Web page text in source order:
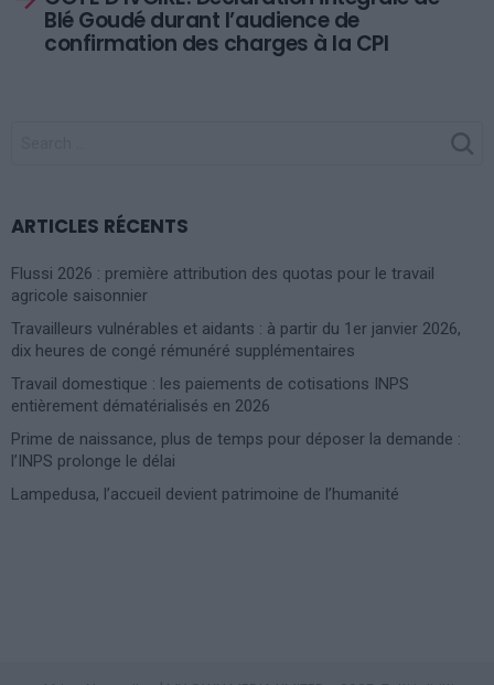
Blé Goudé durant l’audience de
confirmation des charges à la CPI
ARTICLES RÉCENTS
Flussi 2026 : première attribution des quotas pour le travail
agricole saisonnier
Travailleurs vulnérables et aidants : à partir du 1er janvier 2026,
dix heures de congé rémunéré supplémentaires
Travail domestique : les paiements de cotisations INPS
entièrement dématérialisés en 2026
Prime de naissance, plus de temps pour déposer la demande :
l’INPS prolonge le délai
Lampedusa, l’accueil devient patrimoine de l’humanité